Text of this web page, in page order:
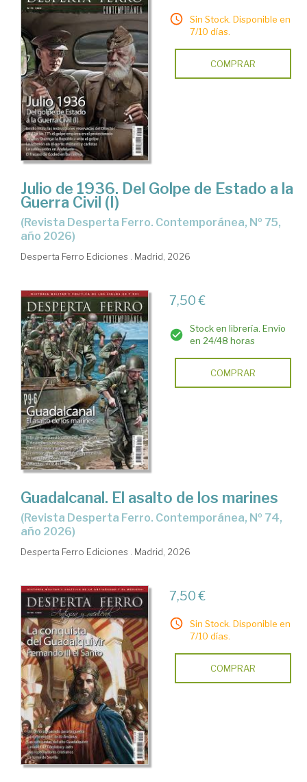
Sin Stock. Disponible en
7/10 días.
COMPRAR
Julio de 1936. Del Golpe de Estado a la
Guerra Civil (I)
(Revista Desperta Ferro. Contemporánea, Nº 75,
año 2026)
Desperta Ferro Ediciones . Madrid, 2026
7,50 €
Stock en librería. Envío
en 24/48 horas
COMPRAR
Guadalcanal. El asalto de los marines
(Revista Desperta Ferro. Contemporánea, Nº 74,
año 2026)
Desperta Ferro Ediciones . Madrid, 2026
7,50 €
Sin Stock. Disponible en
7/10 días.
COMPRAR